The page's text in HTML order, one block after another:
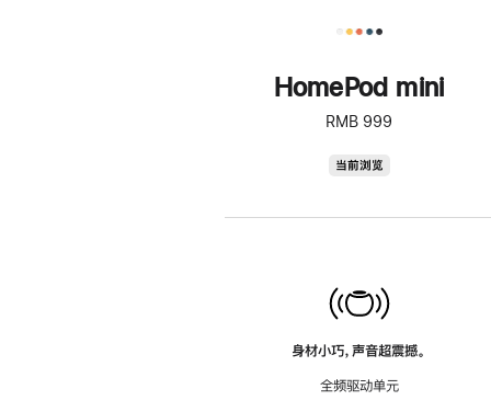
HomePod mini
RMB 999
当前浏览
身材小巧，声音超震撼。
全频驱动单元